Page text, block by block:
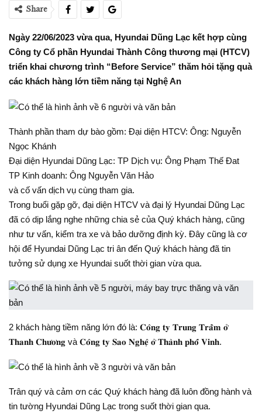
Share
Ngày 22/06/2023 vừa qua, Hyundai Dũng Lạc kết hợp cùng
Công ty Cổ phần Hyundai Thành Công thương mại (HTCV)
triển khai chương trình “Before Service” thăm hỏi tặng quà
các khách hàng lớn tiềm năng tại Nghệ An
Thành phần tham dự bào gồm: Đại diện HTCV: Ông: Nguyễn
Ngọc Khánh
Đại diện Hyundai Dũng Lạc: TP Dịch vụ: Ông Phạm Thế Đat
TP Kinh doanh: Ông Nguyễn Văn Hảo
và cố vấn dịch vụ cùng tham gia.
Trong buổi gặp gỡ, đại diện HTCV và đại lý Hyundai Dũng Lạc
đã có dịp lắng nghe những chia sẻ của Quý khách hàng, cũng
như tư vấn, kiểm tra xe và bảo dưỡng định kỳ. Đây cũng là cơ
hội để Hyundai Dũng Lạc tri ân đến Quý khách hàng đã tin
tưởng sử dụng xe Hyundai suốt thời gian vừa qua.
2 khách hàng tiềm năng lớn đó là: 𝐂𝐨̂𝐧𝐠 𝐭𝐲 𝐓𝐫𝐮𝐧𝐠 𝐓𝐫𝐚̂̀𝐦 𝐨̛̉
𝐓𝐡𝐚𝐧𝐡 𝐂𝐡𝐮̛𝐨̛𝐧𝐠 và 𝐂𝐨̂𝐧𝐠 𝐭𝐲 𝐒𝐚𝐨 𝐍𝐠𝐡𝐞̣̂ 𝐨̛̉ 𝐓𝐡𝐚̀𝐧𝐡 𝐩𝐡𝐨̂́ 𝐕𝐢𝐧𝐡.
Trân quý và cảm ơn các Quý khách hàng đã luôn đồng hành và
tin tường Hyundai Dũng Lạc trong suốt thời gian qua.